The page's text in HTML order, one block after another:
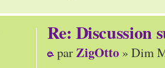
Re: Discussion
parZigOtto » Dim